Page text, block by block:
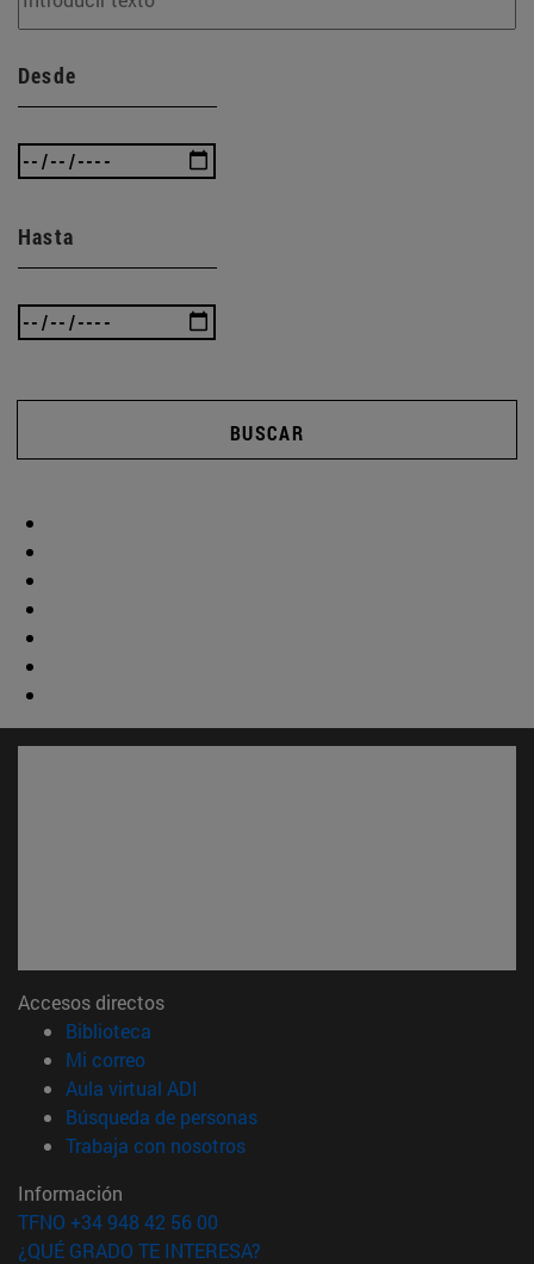
Desde
Hasta
BUSCAR
Accesos directos
Biblioteca
Mi correo(abre en nueva ventana)
Aula virtual ADI
Búsqueda de personas(abre en nueva ventana)
Trabaja con nosotros(abre en nueva ventana)
Información
TFNO +34 948 42 56 00
¿QUÉ GRADO TE INTERESA?